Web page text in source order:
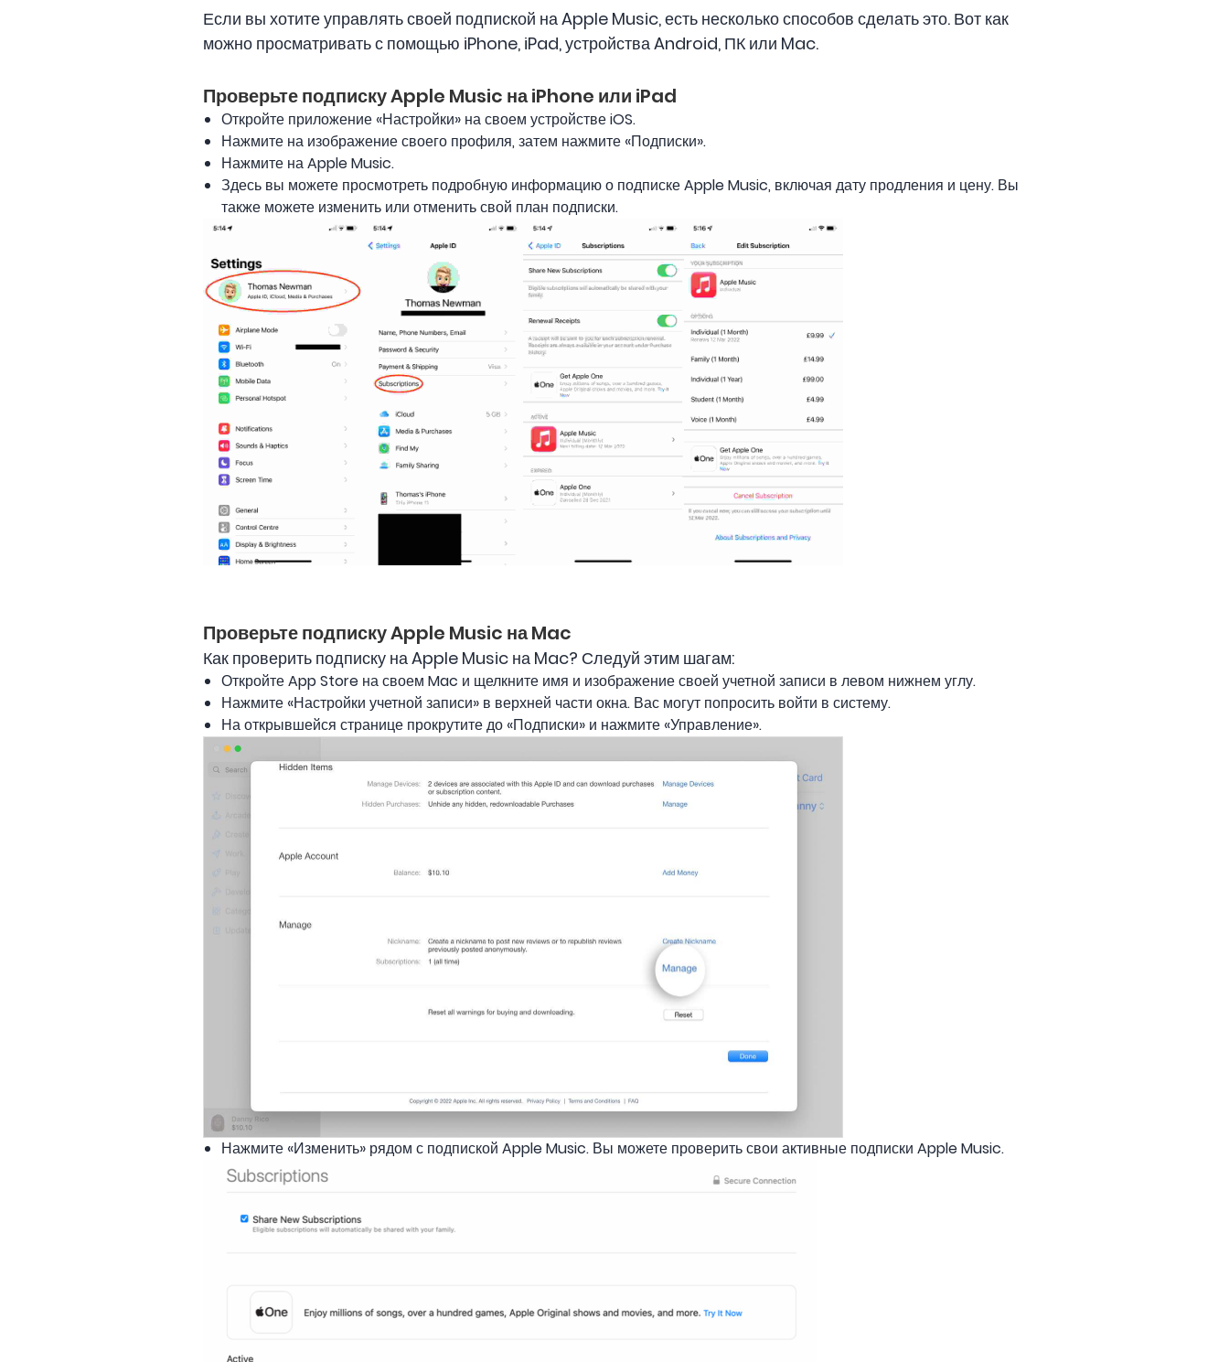
Если вы хотите управлять своей подпиской на Apple Music, есть несколько способов сделать это. Вот как
можно просматривать с помощью iPhone, iPad, устройства Android, ПК или Mac.
Проверьте подписку Apple Music на iPhone или iPad
Откройте приложение «Настройки» на своем устройстве iOS.
Нажмите на изображение своего профиля, затем нажмите «Подписки».
Нажмите на Apple Music.
Здесь вы можете просмотреть подробную информацию о подписке Apple Music, включая дату продления и цену. Вы
также можете изменить или отменить свой план подписки.
Проверьте подписку Apple Music на Mac
Как проверить подписку на Apple Music на Mac? Следуй этим шагам:
Откройте App Store на своем Mac и щелкните имя и изображение своей учетной записи в левом нижнем углу.
Нажмите «Настройки учетной записи» в верхней части окна. Вас могут попросить войти в систему.
На открывшейся странице прокрутите до «Подписки» и нажмите «Управление».
Нажмите «Изменить» рядом с подпиской Apple Music. Вы можете проверить свои активные подписки Apple Music.